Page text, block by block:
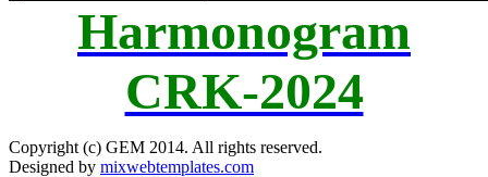
Harmonogram
CRK-2024
Copyright (c) GEM 2014. All rights reserved.
Designed by mixwebtemplates.com